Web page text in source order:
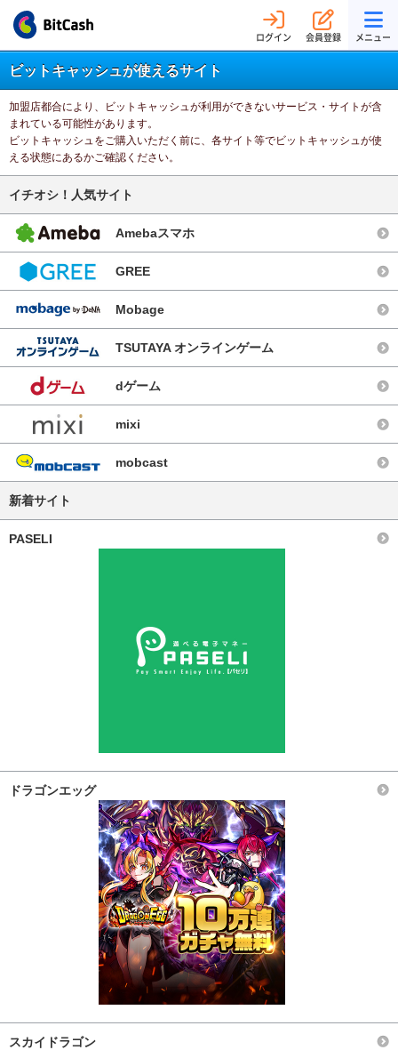
ログイン 会員登録 メニュー
ビットキャッシュが使えるサイト
加盟店都合により、ビットキャッシュが利用ができないサービス・サイトが含
まれている可能性があります。
ビットキャッシュをご購入いただく前に、各サイト等でビットキャッシュが使
える状態にあるかご確認ください。
イチオシ！人気サイト
Amebaスマホ
GREE
Mobage
TSUTAYA オンラインゲーム
dゲーム
mixi
mobcast
新着サイト
PASELI
ドラゴンエッグ
スカイドラゴン